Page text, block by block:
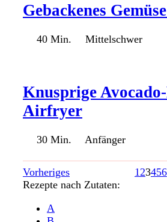
Gebackenes
40 Min. Mittelschwer
Knusprige
Airfryer
30 Min. Anfänger
Vorheriges 1 23456
Rezepte nach Zutaten:
A